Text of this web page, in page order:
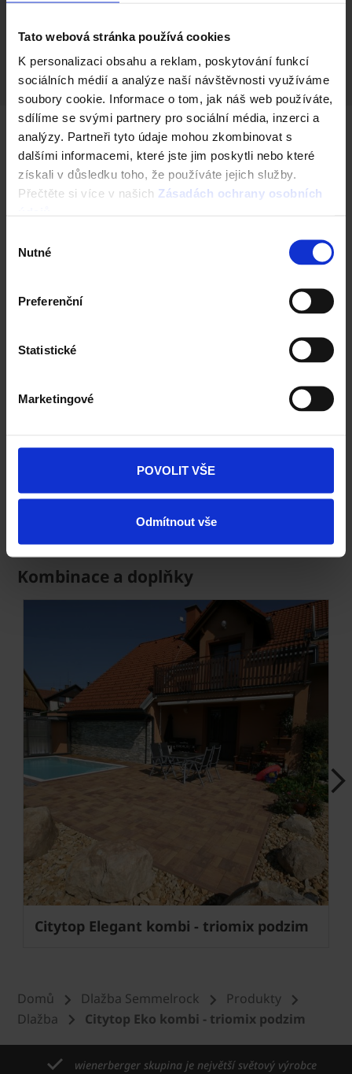
Tato webová stránka používá cookies
K personalizaci obsahu a reklam, poskytování funkcí
sociálních médií a analýze naší návštěvnosti využíváme
soubory cookie. Informace o tom, jak náš web používáte,
sdílíme se svými partnery pro sociální média, inzerci a
analýzy. Partneři tyto údaje mohou zkombinovat s
dalšími informacemi, které jste jim poskytli nebo které
získali v důsledku toho, že používáte jejich služby.
Přečtěte si více v našich Zásadách ochrany osobních
souhlasu
Nutné
Preferenční
Statistické
Marketingové
POVOLIT VŠE
Odmítnout vše
Zatížení
Další barevné varianty
Citytop Eko kombi - bílohnědočerná
Next
Kombinace a doplňky
Citytop Elegant kombi - triomix podzim
Next
Domů Dlažba Semmelrock
Produkty
Dlažba
Citytop Eko kombi - triomix podzim
wienerberger skupina je největší světový výrobce